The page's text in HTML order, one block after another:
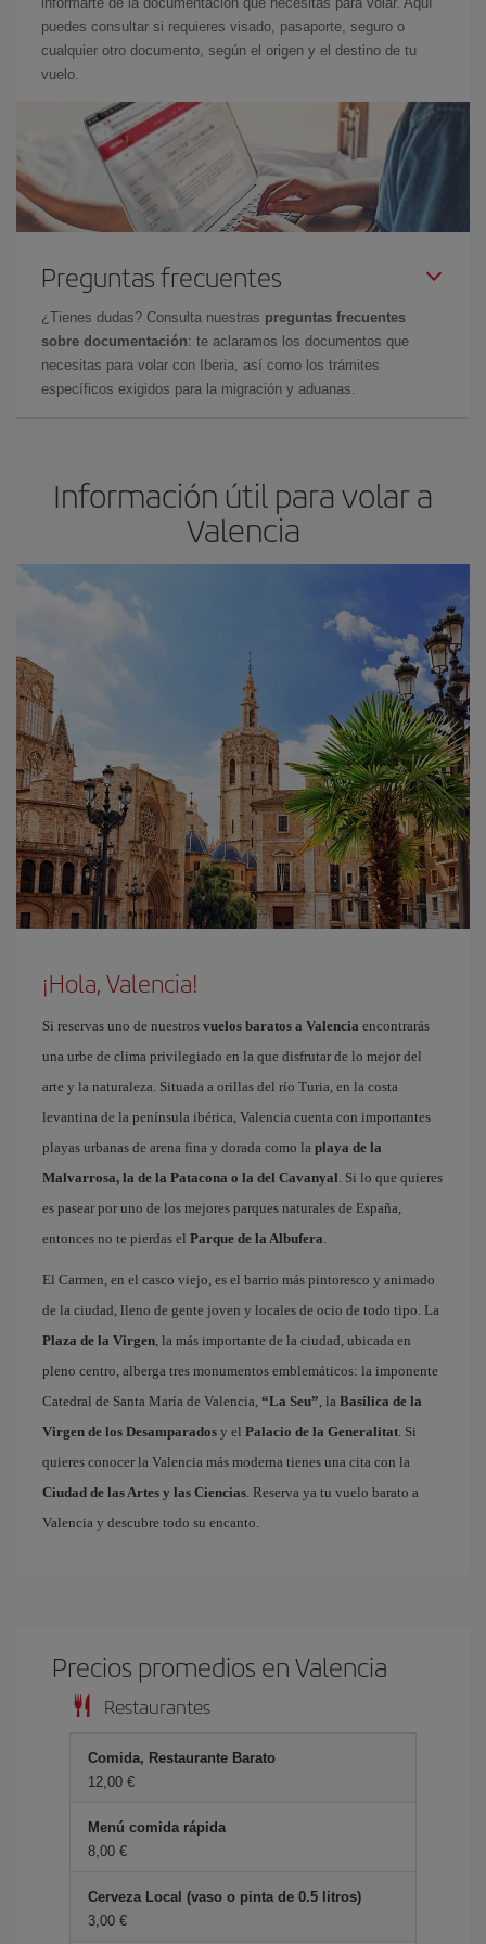
puedes consultar si requieres visado, pasaporte, seguro o
cualquier otro documento, según el origen y el destino de tu
vuelo.
Preguntas frecuentes
¿Tienes dudas? Consulta nuestras preguntas frecuentes
sobre documentación: te aclaramos los documentos que
necesitas para volar con Iberia, así como los trámites
específicos exigidos para la migración y aduanas.
Información útil para volar a
Valencia
¡Hola, Valencia!
Si reservas uno de nuestros vuelos baratos a Valencia encontrarás
una urbe de clima privilegiado en la que disfrutar de lo mejor del
arte y la naturaleza. Situada a orillas del río Turia, en la costa
levantina de la península ibérica, Valencia cuenta con importantes
playas urbanas de arena fina y dorada como la playa de la
Malvarrosa, la de la Patacona o la del Cavanyal. Si lo que quieres
es pasear por uno de los mejores parques naturales de España,
entonces no te pierdas el Parque de la Albufera.
El Carmen, en el casco viejo, es el barrio más pintoresco y animado
de la ciudad, lleno de gente joven y locales de ocio de todo tipo. La
Plaza de la Virgen, la más importante de la ciudad, ubicada en
pleno centro, alberga tres monumentos emblemáticos: la imponente
Catedral de Santa María de Valencia, “La Seu”, la Basílica de la
Virgen de los Desamparados y el Palacio de la Generalitat. Si
quieres conocer la Valencia más moderna tienes una cita con la
Ciudad de las Artes y las Ciencias. Reserva ya tu vuelo barato a
Valencia y descubre todo su encanto.
Precios promedios en Valencia
Restaurantes
Comida, Restaurante Barato
12,00 €
Menú comida rápida
8,00 €
Cerveza Local (vaso o pinta de 0.5 litros)
3,00 €